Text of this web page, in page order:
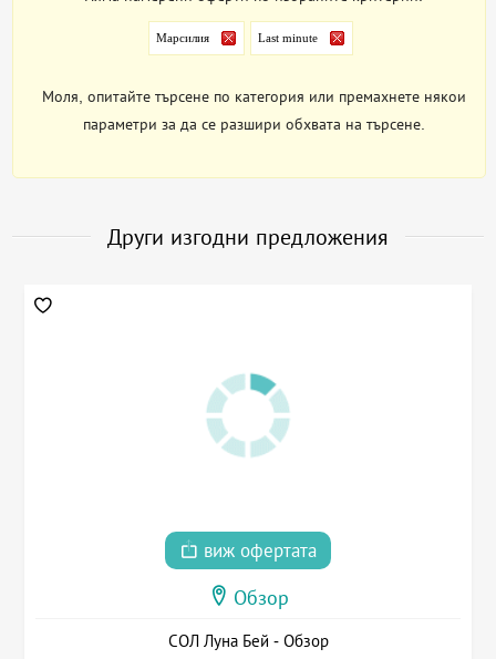
Марсилия Last minute
Моля, опитайте търсене по категория или премахнете някои
параметри за да се разшири обхвата на търсене.
Други изгодни предложения
виж офертата
Обзор
СОЛ Луна Бей - Обзор